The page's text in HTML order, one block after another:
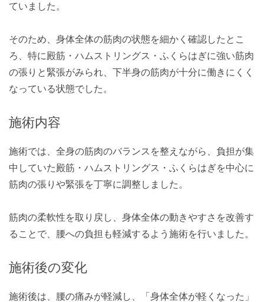
ていました。
そのため、身体全体の筋肉の状態を細かく確認したとこ
ろ、特に殿筋・ハムストリングス・ふくらはぎに強い筋肉
の張りと緊張がみられ、下半身の筋肉が十分に働きにくく
なっている状態でした。
施術内容
施術では、全身の筋肉のバランスを整えながら、負担が集
中していた殿筋・ハムストリングス・ふくらはぎを中心に
筋肉の張りや緊張を丁寧に調整しました。
筋肉の柔軟性を取り戻し、身体全体の動きやすさを改善す
ることで、腰への負担も軽減するよう施術を行いました。
施術後の変化
施術後は、腰の痛みが軽減し、「身体全体が軽くなった」